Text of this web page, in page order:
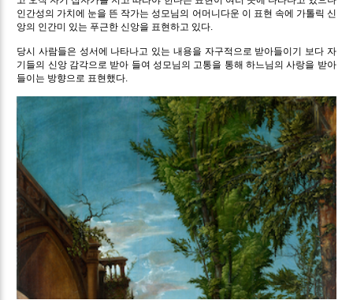
인간성의 가치에 눈을 뜬 작가는 성모님의 어머니다운 이 표현 속에 가톨릭 신
앙의 인간미 있는 푸근한 신앙을 표현하고 있다.
당시 사람들은 성서에 나타나고 있는 내용을 자구적으로 받아들이기 보다 자
기들의 신앙 감각으로 받아 들여 성모님의 고통을 통해 하느님의 사랑을 받아
들이는 방향으로 표현했다.